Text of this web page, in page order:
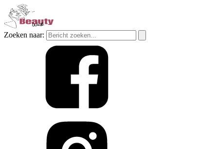
Zoeken naar: